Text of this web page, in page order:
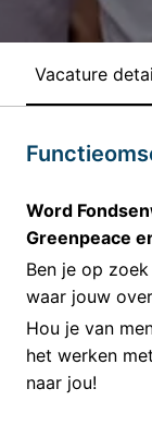
Vacature
Word
Greenpeace
Ben je op
waar jouw
Hou je van
het werken
naar jou!